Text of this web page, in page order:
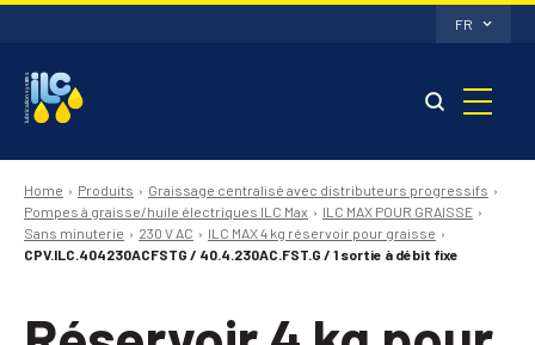
FR
Home Produits
Graissage centralisé avec distributeurs progressifs
Pompes à graisse/huile électriques ILC Max
ILC MAX POUR GRAISSE
Sans minuterie
230 V AC
ILC MAX 4 kg réservoir pour graisse
CPV.ILC.404230ACFSTG / 40.4.230AC.FST.G / 1 sortie à débit fixe